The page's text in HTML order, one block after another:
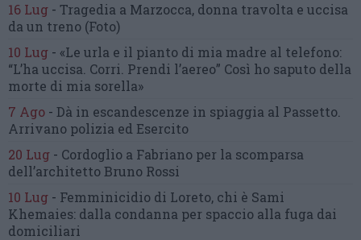
16 Lug - Tragedia a Marzocca, donna travolta e uccisa
da un treno (Foto)
10 Lug - «Le urla e il pianto di mia madre al telefono:
“L’ha uccisa. Corri. Prendi l’aereo” Così ho saputo della
morte di mia sorella»
7 Ago - Dà in escandescenze in spiaggia al Passetto.
Arrivano polizia ed Esercito
20 Lug - Cordoglio a Fabriano per la scomparsa
dell’architetto Bruno Rossi
10 Lug - Femminicidio di Loreto, chi è Sami
Khemaies: dalla condanna per spaccio alla fuga dai
domiciliari